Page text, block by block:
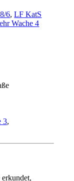
6,LF KatS
Wache 4
3,